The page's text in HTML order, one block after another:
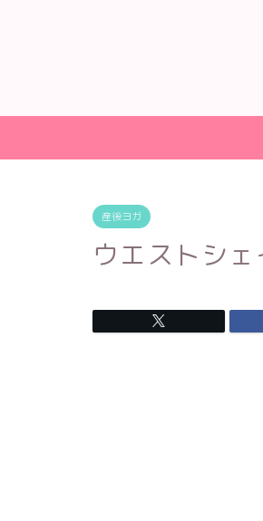
産後ヨガ
ウエストシ